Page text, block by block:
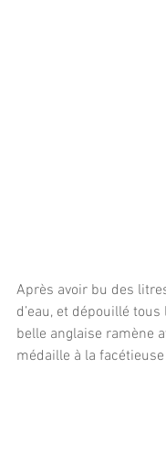
Après avoir bu des
d’eau, et dépouillé
belle anglaise ramène
médaille à la facétieuse